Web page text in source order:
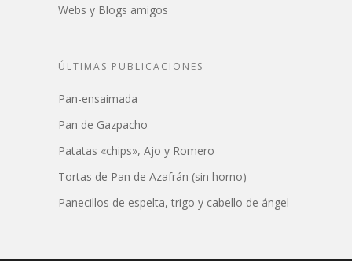
Webs y Blogs amigos
ÚLTIMAS PUBLICACIONES
Pan-ensaimada
Pan de Gazpacho
Patatas «chips», Ajo y Romero
Tortas de Pan de Azafrán (sin horno)
Panecillos de espelta, trigo y cabello de ángel